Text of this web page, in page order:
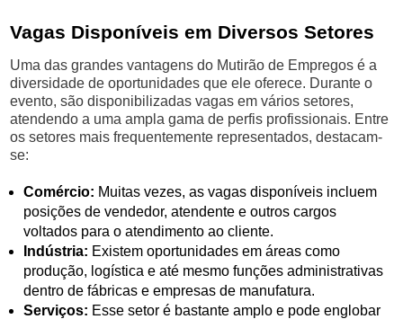
Vagas Disponíveis em Diversos Setores
Uma das grandes vantagens do Mutirão de Empregos é a
diversidade de oportunidades que ele oferece. Durante o
evento, são disponibilizadas vagas em vários setores,
atendendo a uma ampla gama de perfis profissionais. Entre
os setores mais frequentemente representados, destacam-
se:
Comércio: Muitas vezes, as vagas disponíveis incluem
posições de vendedor, atendente e outros cargos
voltados para o atendimento ao cliente.
Indústria: Existem oportunidades em áreas como
produção, logística e até mesmo funções administrativas
dentro de fábricas e empresas de manufatura.
Serviços: Esse setor é bastante amplo e pode englobar